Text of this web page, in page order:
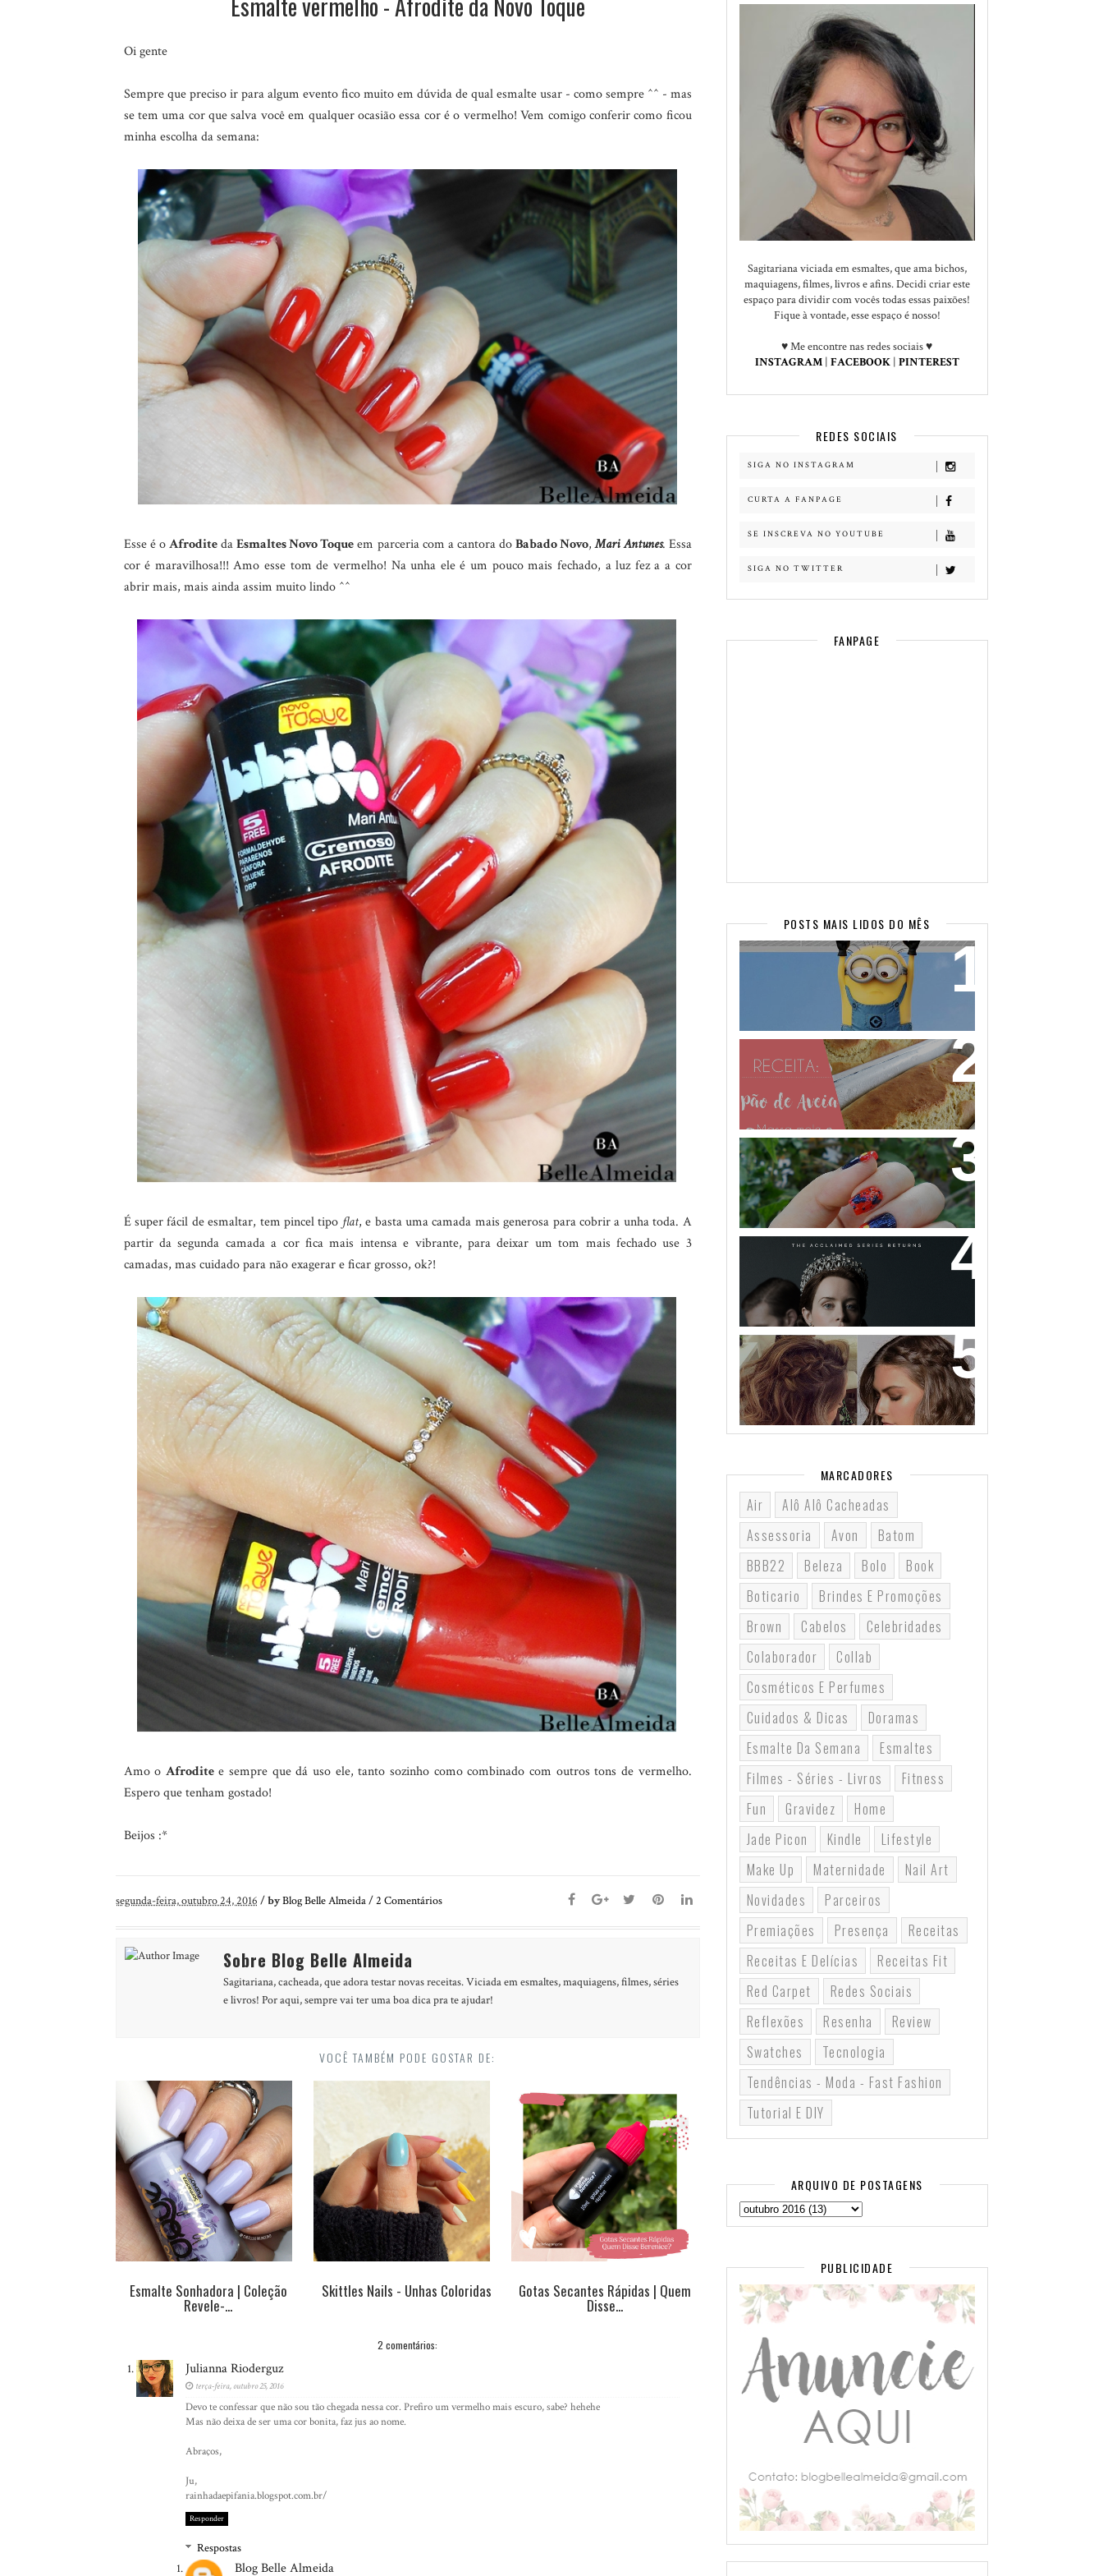
Oi gente
Sempre que preciso ir para algum evento fico muito em dúvida de qual esmalte usar - como sempre ^^ - mas
se tem uma cor que salva você em qualquer ocasião essa cor é o vermelho! Vem comigo conferir como ficou
minha escolha da semana:
Esse é oAfroditedaEsmaltes Novo Toqueem parceria com a cantora doBabado Novo,Mari Antunes. Essa
cor é maravilhosa!!! Amo esse tom de vermelho! Na unha ele é um pouco mais fechado, a luz fez a a cor
abrir mais, mais ainda assim muito lindo ^^
É super fácil de esmaltar, tem pincel tipo flat, e basta uma camada mais generosa para cobrir a unha toda. A
partir da segunda camada a cor fica mais intensa e vibrante, para deixar um tom mais fechado use 3
camadas, mas cuidado para não exagerar e ficar grosso, ok?!
Amo o Afroditee sempre que dá uso ele, tanto sozinho como combinado com outros tons de vermelho.
Espero que tenham gostado!
Beijos :*
segunda-feira, outubro 24, 2016 /byBlog Belle Almeida/2 Comentários
Sobre Blog Belle Almeida
Sagitariana, cacheada, que adora testar novas receitas. Viciada em esmaltes, maquiagens, filmes, séries
e livros! Por aqui, sempre vai ter uma boa dica pra te ajudar!
VOCÊ TAMBÉM PODE GOSTAR DE:
Esmalte Sonhadora | Coleção
Revele-...
Skittles Nails - Unhas Coloridas Gotas Secantes Rápidas | Quem
Disse...
2 comentários:
Julianna Rioderguz
terça-feira, outubro 25, 2016
Devo te confessar que não sou tão chegada nessa cor. Prefiro um vermelho mais escuro, sabe? hehehe
Mas não deixa de ser uma cor bonita, faz jus ao nome.
Abraços,
Ju,
rainhadaepifania.blogspot.com.br/
Responder
Respostas
Blog Belle Almeida
Sagitariana viciada em esmaltes, que ama bichos,
maquiagens, filmes, livros e afins. Decidi criar este
espaço para dividir com vocês todas essas paixões!
Fique à vontade, esse espaço é nosso!
♥ Me encontre nas redes sociais ♥
INSTAGRAM | FACEBOOK | PINTEREST
REDES SOCIAIS
SIGA NO INSTAGRAM
CURTA A FANPAGE
SE INSCREVA NO YOUTUBE
SIGA NO TWITTER
FANPAGE
POSTS MAIS LIDOS DO MÊS
WALLPAPERS SUPER FOFOS PARA
SEU CELULAR! (PARTE 2)
PÃO DE AVEIA FEITO COM MASSA
MOLE - NÃO PRECISA SOVAR! VEM
APRENDER!
NAIL ART MICKEY MOUSE
THE CROWN: A HISTÓRIA DA
REALEZA BRITÂNICA COMO VOCÊ
NUNCA VIU!
32 INSPIRAÇÕES DE PENTEADOS
PARA CABELOS CURTOS
MARCADORES
Air
Alô Alô Cacheadas
Assessoria
Avon
Batom
BBB22
Beleza Bolo
Book
Boticario
Brindes E Promoções
Brown
Cabelos
Celebridades
Colaborador
Collab
Cosméticos E Perfumes
Cuidados & Dicas
Doramas
Esmalte Da Semana
Esmaltes
Filmes - Séries - Livros
Fitness
Fun
Gravidez
Home
Jade Picon
Kindle
Lifestyle
Make Up
Maternidade
Nail Art
Novidades
Parceiros
Premiações
Presença
Receitas
Receitas E Delícias
Receitas Fit
Red Carpet
Redes Sociais
Reflexões
Resenha
Review
Swatches
Tecnologia
Tendências - Moda - Fast Fashion
Tutorial E DIY
ARQUIVO DE POSTAGENS
PUBLICIDADE